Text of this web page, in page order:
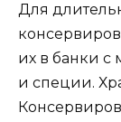
Для
их в банки с
и специи.